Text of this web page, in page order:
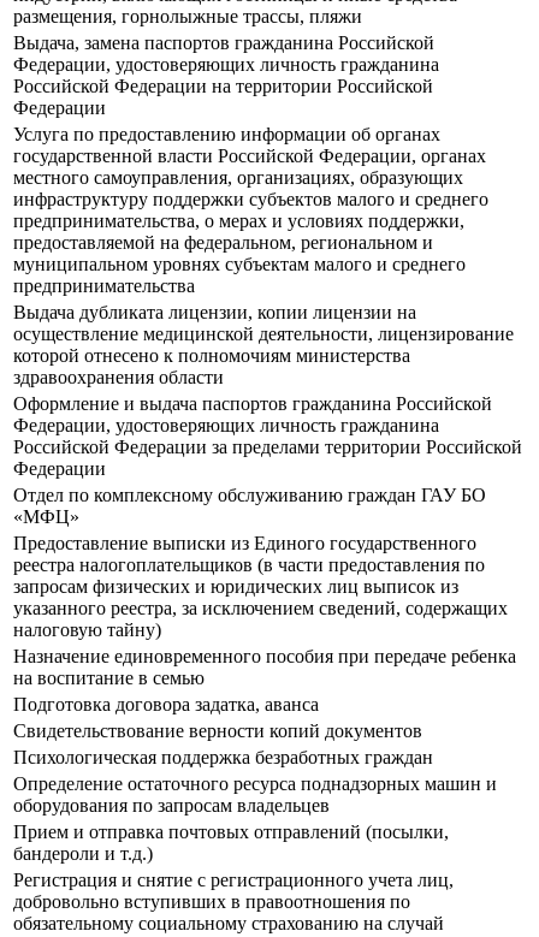
размещения, горнолыжные трассы, пляжи
Выдача, замена паспортов гражданина Российской
Федерации, удостоверяющих личность гражданина
Российской Федерации на территории Российской
Федерации
Услуга по предоставлению информации об органах
государственной власти Российской Федерации, органах
местного самоуправления, организациях, образующих
инфраструктуру поддержки субъектов малого и среднего
предпринимательства, о мерах и условиях поддержки,
предоставляемой на федеральном, региональном и
муниципальном уровнях субъектам малого и среднего
предпринимательства
Выдача дубликата лицензии, копии лицензии на
осуществление медицинской деятельности, лицензирование
которой отнесено к полномочиям министерства
здравоохранения области
Оформление и выдача паспортов гражданина Российской
Федерации, удостоверяющих личность гражданина
Российской Федерации за пределами территории Российской
Федерации
Отдел по комплексному обслуживанию граждан ГАУ БО
«МФЦ»
Предоставление выписки из Единого государственного
реестра налогоплательщиков (в части предоставления по
запросам физических и юридических лиц выписок из
указанного реестра, за исключением сведений, содержащих
налоговую тайну)
Назначение единовременного пособия при передаче ребенка
на воспитание в семью
Подготовка договора задатка, аванса
Свидетельствование верности копий документов
Психологическая поддержка безработных граждан
Определение остаточного ресурса поднадзорных машин и
оборудования по запросам владельцев
Прием и отправка почтовых отправлений (посылки,
бандероли и т.д.)
Регистрация и снятие с регистрационного учета лиц,
добровольно вступивших в правоотношения по
обязательному социальному страхованию на случай